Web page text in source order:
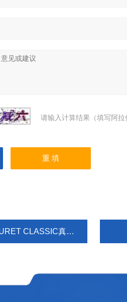
请输入计算结果（填写阿
CLASSIC真空搅拌器